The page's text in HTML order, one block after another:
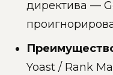
директива —
Yoast / Rank